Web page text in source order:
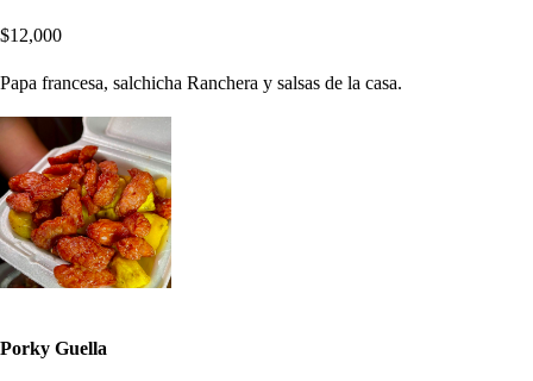
$12,000
Papa francesa, salchicha Ranchera y salsas de la casa.
Porky Guella